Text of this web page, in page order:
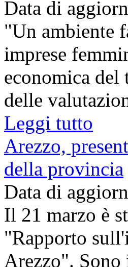
Data di
"Un ambiente
imprese
economica del
delle
Leggi tutto
Arezzo,
della provincia
Data di
Il 21 marzo è
"Rapporto
Arezzo".